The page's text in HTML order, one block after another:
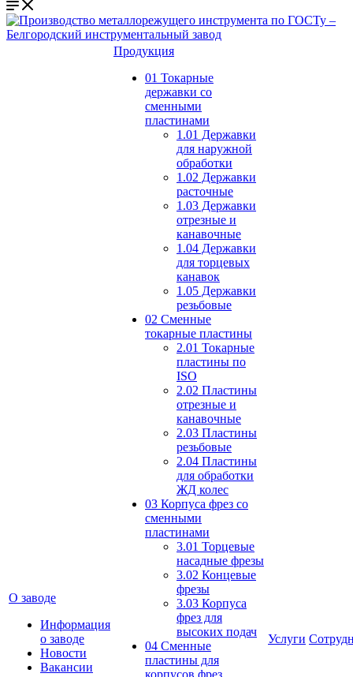
О заводе
Информация
о заводе
Новости
Вакансии
Продукция
01 Токарные
державки со
сменными
пластинами
1.01 Державки
для наружной
обработки
1.02 Державки
расточные
1.03 Державки
отрезные и
канавочные
1.04 Державки
для торцевых
канавок
1.05 Державки
резьбовые
02 Сменные
токарные пластины
2.01 Токарные
пластины по
ISO
2.02 Пластины
отрезные и
канавочные
2.03 Пластины
резьбовые
2.04 Пластины
для обработки
ЖД колес
03 Корпуса фрез со
сменными
пластинами
3.01 Торцевые
насадные фрезы
3.02 Концевые
фрезы
3.03 Корпуса
фрез для
высоких подач
04 Сменные
пластины для
корпусов фрез
Услуги